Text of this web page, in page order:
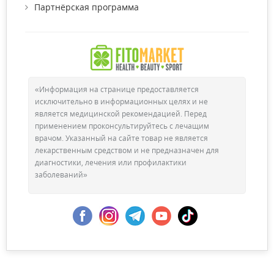
Партнёрская программа
«Информация на странице предоставляется
исключительно в информационных целях и не
является медицинской рекомендацией. Перед
применением проконсультируйтесь с лечащим
врачом. Указанный на сайте товар не является
лекарственным средством и не предназначен для
диагностики, лечения или профилактики
заболеваний»